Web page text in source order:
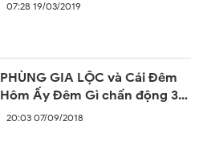
07:28 19/03/2019
PHÙNG GIA LỘC và Cái Đêm
Hôm Ấy Đêm Gì chấn động 30
năm trước
20:03 07/09/2018